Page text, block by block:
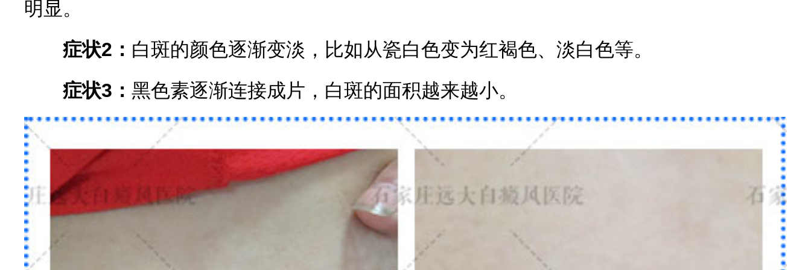
明显。
症状2： 白斑的颜色逐渐变淡，比如从瓷白色变为红褐色、淡白色等。
症状3：黑色素逐渐连接成片，白斑的面积越来越小。